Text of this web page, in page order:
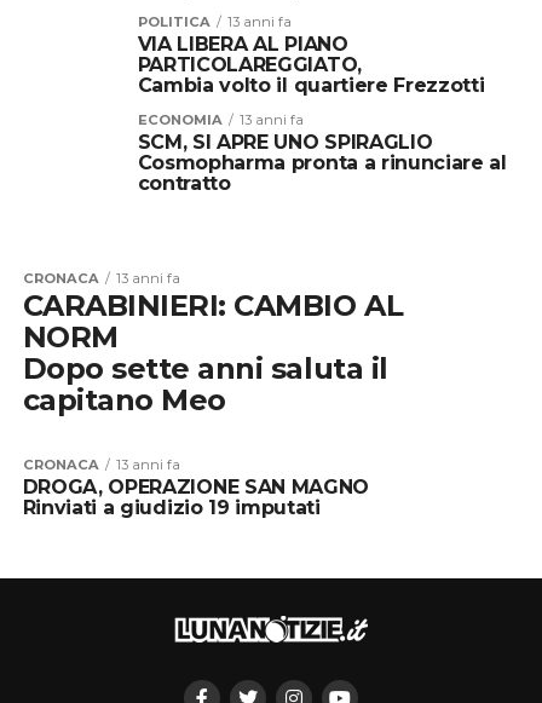
POLITICA 13 anni fa
VIA LIBERA AL PIANO
PARTICOLAREGGIATO,
Cambia volto il quartiere Frezzotti
ECONOMIA 13 anni fa
SCM, SI APRE UNO SPIRAGLIO
Cosmopharma pronta a rinunciare al
contratto
CRONACA 13 anni fa
CARABINIERI: CAMBIO AL
NORM
Dopo sette anni saluta il
capitano Meo
CRONACA 13 anni fa
DROGA, OPERAZIONE SAN MAGNO
Rinviati a giudizio 19 imputati